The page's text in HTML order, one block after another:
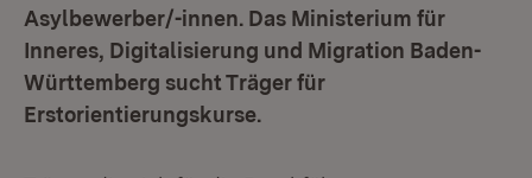
Asylbewerber/-innen. Das Ministerium für
Inneres, Digitalisierung und Migration Baden-
Württemberg sucht Träger für
Erstorientierungskurse.